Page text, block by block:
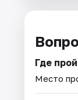
Где
Место